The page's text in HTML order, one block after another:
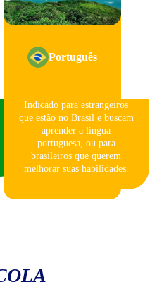
Português
Indicado para estrangeiros
que estão no Brasil e buscam
aprender a língua
portuguesa, ou para
brasileiros que querem
melhorar suas habilidades.